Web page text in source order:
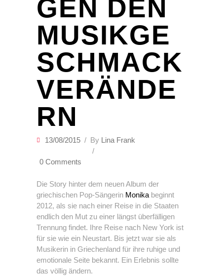
GEN DEN
MUSIKGE
SCHMACK
VERÄNDE
RN
13/08/2015 By Lina Frank
0 Comments
Die Story hinter dem neuen Album der
griechischen Pop-Sängerin Monika beginnt
2012, als sie nach einer Reise in die Staaten
endlich den Mut zu einer längst überfälligen
Trennung findet. Ihre Reise nach New York ist
für sie wie ein Neustart. Bis jetzt war sie als
Musikerin in Griechenland für ihre ruhige und
emotionale Seite bekannt. Ein Erlebnis sollte
das völlig ändern.